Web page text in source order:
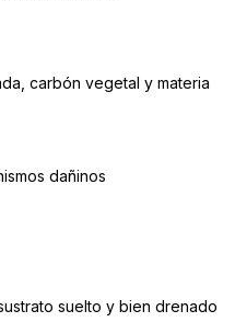
carbón vegetal y materia
dañinos
suelto y bien drenado